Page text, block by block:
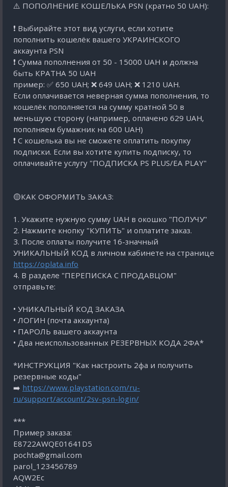
⚠️ ПОПОЛНЕНИЕ КОШЕЛЬКА PSN (кратно 50 UAH):
❗️ Выбирайте этот вид услуги, если хотите
пополнить кошелёк вашего УКРАИНСКОГО
аккаунта PSN
❗️ Сумма пополнения от 50 - 15000 UAH и должна
быть КРАТНА 50 UAH
пример: ✅ 650 UAH; ❌ 649 UAH; ❌ 1210 UAH.
Если оплачивается неверная сумма пополнения, то
кошелёк пополняется на сумму кратной 50 в
меньшую сторону (например, оплачено 629 UAH,
пополняем бумажник на 600 UAH)
❗️ С кошелька вы не сможете оплатить покупку
подписки. Если вы хотите купить подписку, то
оплачивайте услугу "ПОДПИСКА PS PLUS/EA PLAY"
🟡КАК ОФОРМИТЬ ЗАКАЗ:
1. Укажите нужную сумму UAH в окошко "ПОЛУЧУ"
2. Нажмите кнопку "КУПИТЬ" и оплатите заказ.
3. После оплаты получите 16-значный
УНИКАЛЬНЫЙ КОД в личном кабинете на странице
https://oplata.info
4. В разделе "ПЕРЕПИСКА С ПРОДАВЦОМ"
отправьте:
• УНИКАЛЬНЫЙ КОД ЗАКАЗА
• ЛОГИН (почта аккаунта)
• ПАРОЛЬ вашего аккаунта
• Два неиспользованных РЕЗЕРВНЫХ КОДА 2ФА*
*ИНСТРУКЦИЯ "Как настроить 2фа и получить
резервные коды"
➡️ https://www.playstation.com/ru-
ru/support/account/2sv-psn-login/
***
Пример заказа:
E8722AWQE01641D5
pochta@gmail.com
parol_123456789
AQW2Eс